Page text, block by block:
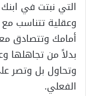
التي نبتت في
وعقلية تتناسب
أمامك وتتصادق
بدلاً من تجاهلها
وتحاول بل وتصر
الفعلي.